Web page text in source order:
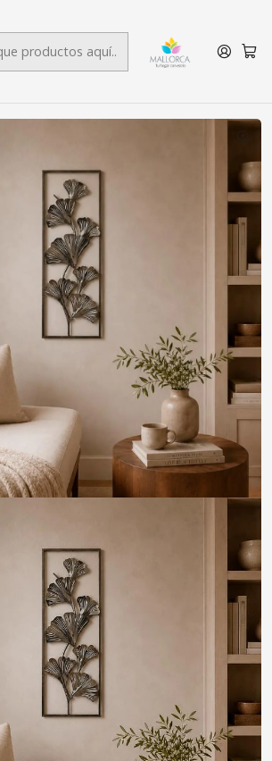
Decoración Placas Murales
Mural Marco Ginkgo Park